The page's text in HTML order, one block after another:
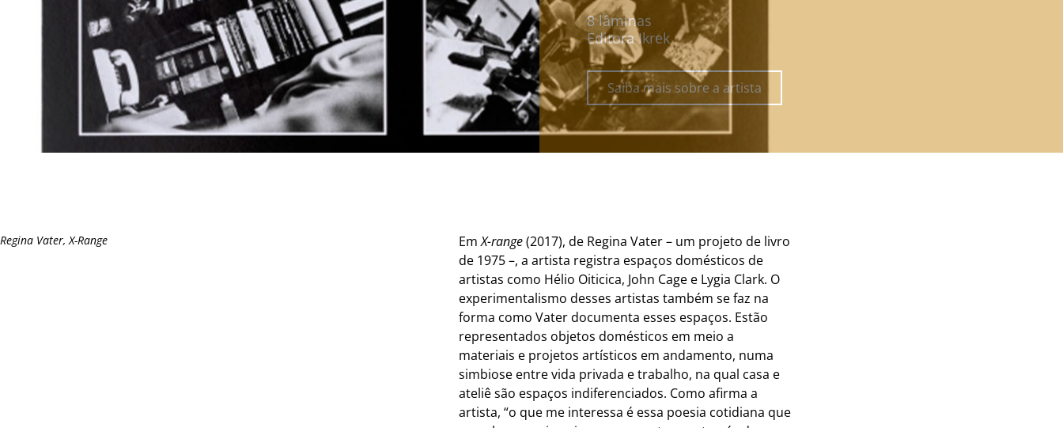
8 lâminas
Editora Ikrek
Saiba mais sobre a artista
Regina Vater, X-Range EmX-range(2017), de Regina Vater – um projeto de livro
de 1975 –, a artista registra espaços domésticos de
artistas como Hélio Oiticica, John Cage e Lygia Clark. O
experimentalismo desses artistas também se faz na
forma como Vater documenta esses espaços. Estão
representados objetos domésticos em meio a
materiais e projetos artísticos em andamento, numa
simbiose entre vida privada e trabalho, na qual casa e
ateliê são espaços indiferenciados. Como afirma a
artista, “o que me interessa é essa poesia cotidiana que